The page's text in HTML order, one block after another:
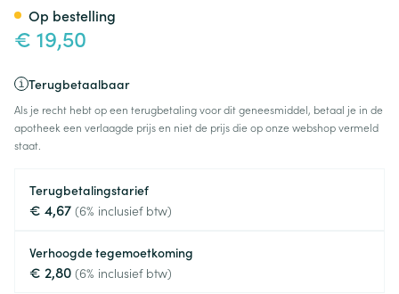
€ 19,50
Terugbetaalbaar
Als je recht hebt op een terugbetaling voor dit geneesmiddel, betaal je in de
apotheek een verlaagde prijs en niet de prijs die op onze webshop vermeld
staat.
Terugbetalingstarief
€ 4,67 (6% inclusief btw)
Verhoogde tegemoetkoming
€ 2,80 (6% inclusief btw)
Op bestelling